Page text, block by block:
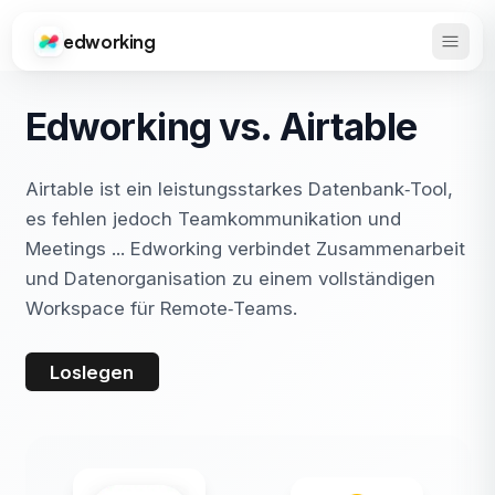
Edworking
edworking
Edworking vs. Airtable
Airtable ist ein leistungsstarkes Datenbank‑Tool,
es fehlen jedoch Teamkommunikation und
Meetings ... Edworking verbindet Zusammenarbeit
und Datenorganisation zu einem vollständigen
Workspace für Remote‑Teams.
Loslegen